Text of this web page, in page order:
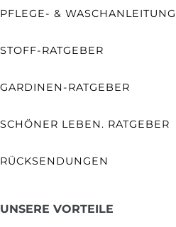
PFLEGE- & WASCHANLEITUNG
STOFF-RATGEBER
GARDINEN-RATGEBER
SCHÖNER LEBEN. RATGEBER
RÜCKSENDUNGEN
UNSERE VORTEILE